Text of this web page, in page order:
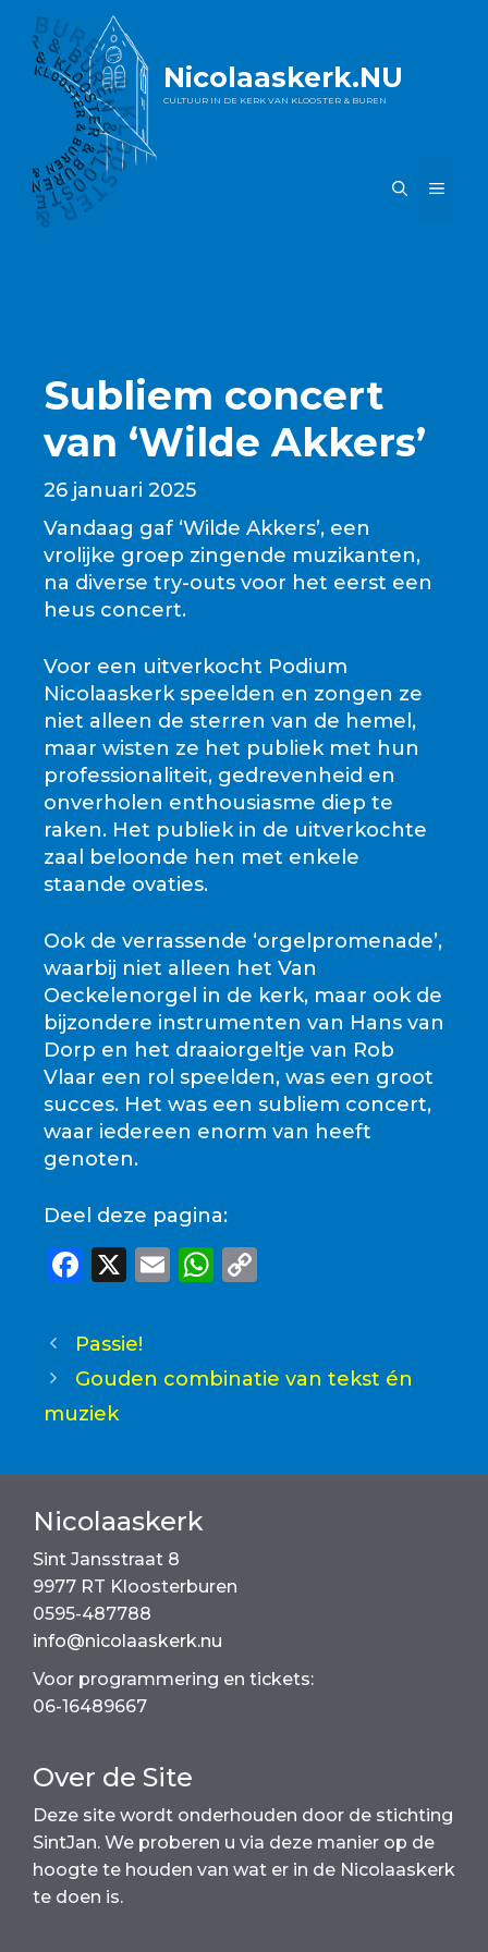
naar
inhoud
Nicolaaskerk.NU
CULTUUR IN DE KERK VAN KLOOSTER & BUREN
Subliem concert
van ‘Wilde Akkers’
26 januari 2025
Vandaag gaf ‘Wilde Akkers’, een
vrolijke groep zingende muzikanten,
na diverse try-outs voor het eerst een
heus concert.
Voor een uitverkocht Podium
Nicolaaskerk speelden en zongen ze
niet alleen de sterren van de hemel,
maar wisten ze het publiek met hun
professionaliteit, gedrevenheid en
onverholen enthousiasme diep te
raken. Het publiek in de uitverkochte
zaal beloonde hen met enkele
staande ovaties.
Ook de verrassende ‘orgelpromenade’,
waarbij niet alleen het Van
Oeckelenorgel in de kerk, maar ook de
bijzondere instrumenten van Hans van
Dorp en het draaiorgeltje van Rob
Vlaar een rol speelden, was een groot
succes. Het was een subliem concert,
waar iedereen enorm van heeft
genoten.
Deel deze pagina:
F
c
e
b
o
k
X
E
l
W
ts
p
y
k
Passie!
Gouden combinatie van tekst én
muziek
Nicolaaskerk
Sint Jansstraat 8
9977 RT Kloosterburen
0595-487788
info@nicolaaskerk.nu
Voor programmering en tickets:
06-16489667
Over de Site
Deze site wordt onderhouden door de stichting
SintJan. We proberen u via deze manier op de
hoogte te houden van wat er in de Nicolaaskerk
te doen is.